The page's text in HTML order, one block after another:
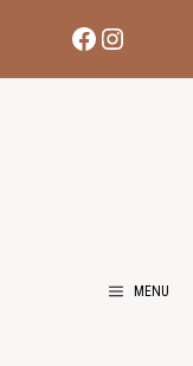
Facebook
MENU